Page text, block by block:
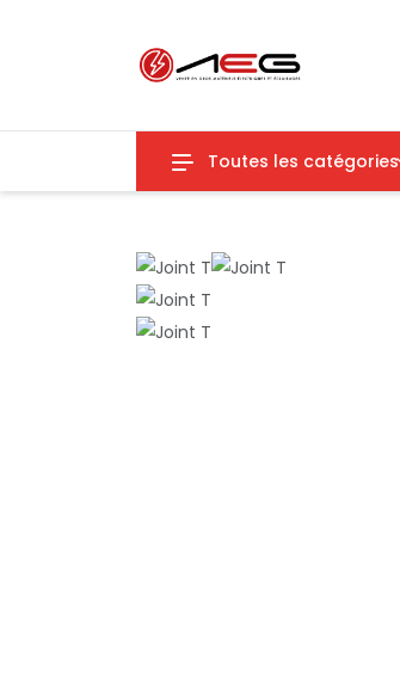
Toutes les catégories